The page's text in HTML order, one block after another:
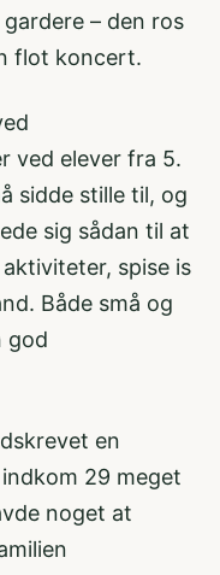
– den ros
flot koncert.
ved elever fra 5.
sidde stille til, og
sig sådan til at
spise is
Både små og
god
en
29 meget
noget at